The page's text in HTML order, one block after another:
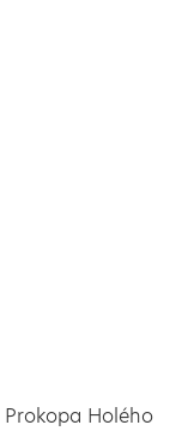
Holého